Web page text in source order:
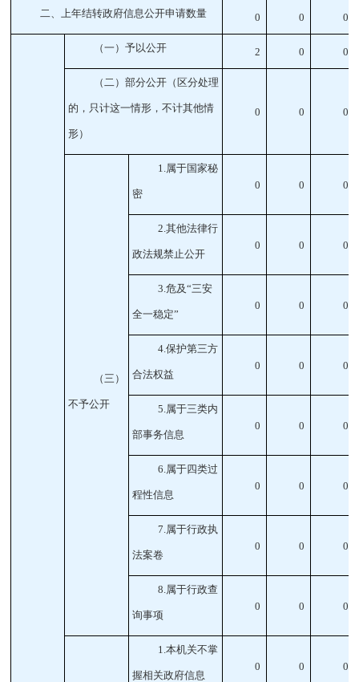
二、上年结转政府信息公开申请数量 0 0 0
（一）予以公开 2 0 0
（二）部分公开 （区分处理
的，只计这一情形，不计其他情
形）
0 0 0
（三）
不予公开
1.属于国家秘
密
0 0 0
2.其他法律行
政法规禁止公开
0 0 0
3.危及“三安
全一稳定”
0 0 0
4.保护第三方
合法权益
0 0 0
5.属于三类内
部事务信息
0 0 0
6.属于四类过
程性信息
0 0 0
7.属于行政执
法案卷
0 0 0
8.属于行政查
询事项
0 0 0
1.本机关不掌
握相关政府信息
0 0 0